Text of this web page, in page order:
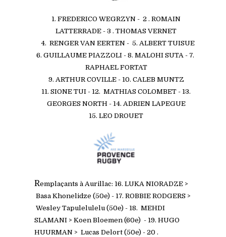
1. FREDERICO WEGRZYN - 2 . ROMAIN
LATTERRADE - 3 . THOMAS VERNET
4. RENGER VAN EERTEN - 5. ALBERT TUISUE
6. GUILLAUME PIAZZOLI - 8. MALOHI SUTA - 7.
RAPHAEL FORTAT
9. ARTHUR COVILLE - 10. CALEB MUNTZ
11. SIONE TUI - 12. MATHIAS COLOMBET - 13.
GEORGES NORTH - 14. ADRIEN LAPEGUE
15. LEO DROUET
Remplaçants à Aurillac: 16. LUKA NIORADZE >
Basa Khonelidze (50e) - 17. ROBBIE RODGERS >
Wesley Tapulelulelu (50e) - 18. MEHDI
SLAMANI > Koen Bloemen (60e) - 19. HUGO
HUURMAN > Lucas Delort (50e) - 20 .